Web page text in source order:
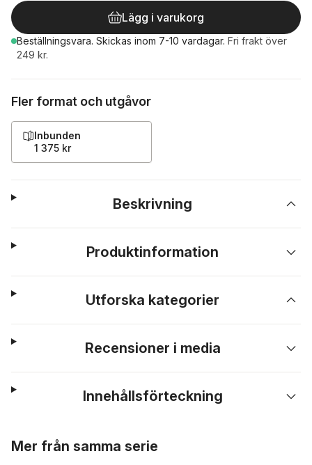
Lägg i varukorg
Beställningsvara. Skickas inom 7-10 vardagar. Fri frakt över
249 kr.
Fler format och utgåvor
Inbunden
1 375 kr
Beskrivning
Produktinformation
Utforska kategorier
Recensioner i media
Innehållsförteckning
Mer från samma serie